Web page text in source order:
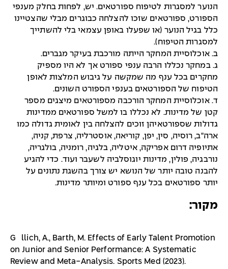
הנוער למסגרות לטיפוח ספורטאים. יש, לפחות בחלק מענפי
הספורט, ספורטאים שזכו להצלחה כבוגרים מבלי שהצטיינו
כלל בגיל הנוער (או שפעלו באופן עצמאי בלי להשתייך
למסגרות הטיפוח).
ב. אוכלוסיית המחקר הייתה מורכבת בעיקר מגברים.
ג. במחקר נכללו הרבה ענפי ספורט אך לא היו מספיק
מחקרים בכל ענף מה שמקשה על גיבוש המלצות לאופן
הטיפוח של הספורטאים בענפי הספורט השונים.
ד. אוכלוסיית המחקר הורכבה מספורטאים מיצגים מספר
קטן של מדינות. לא נכללו בו למשל ספורטאים ממדינות
גדולות שספורטאיהן זוכים להצלחה בין לאומית גדולה כמו
ארה"ב, רוסיה, סין, יפן, קוריאה, אוסטרליה, צרפת, קניה,
אתיופיה דרום אפריקה, איטליה, בלגיה, רומניה, בולגריה,
נורבגיה, פולין, מדינות יוגוסלביה לשעבר ועוד. כדי להגיע
להבנה טובה יותר של הנושא יש צורך בהשגת נתונים על
יותר ספורטאים בכל ענף ספורט ומיותר מדינות.
מקור:
Güllich, A., Barth, M. Effects of Early Talent Promotion
on Junior and Senior Performance: A Systematic
Review and Meta-Analysis. Sports Med (2023).